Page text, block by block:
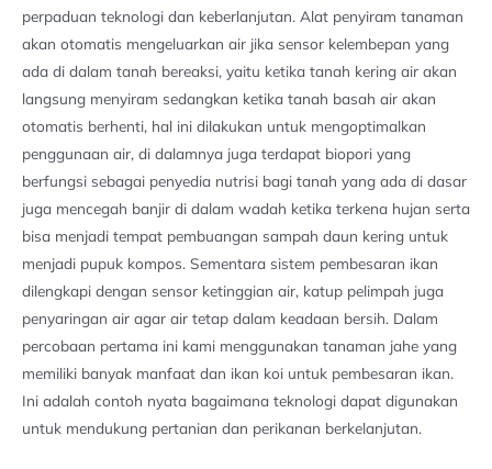
perpaduan teknologi dan keberlanjutan. Alat penyiram tanaman
akan otomatis mengeluarkan air jika sensor kelembepan yang
ada di dalam tanah bereaksi, yaitu ketika tanah kering air akan
langsung menyiram sedangkan ketika tanah basah air akan
otomatis berhenti, hal ini dilakukan untuk mengoptimalkan
penggunaan air, di dalamnya juga terdapat biopori yang
berfungsi sebagai penyedia nutrisi bagi tanah yang ada di dasar
juga mencegah banjir di dalam wadah ketika terkena hujan serta
bisa menjadi tempat pembuangan sampah daun kering untuk
menjadi pupuk kompos. Sementara sistem pembesaran ikan
dilengkapi dengan sensor ketinggian air, katup pelimpah juga
penyaringan air agar air tetap dalam keadaan bersih. Dalam
percobaan pertama ini kami menggunakan tanaman jahe yang
memiliki banyak manfaat dan ikan koi untuk pembesaran ikan.
Ini adalah contoh nyata bagaimana teknologi dapat digunakan
untuk mendukung pertanian dan perikanan berkelanjutan.